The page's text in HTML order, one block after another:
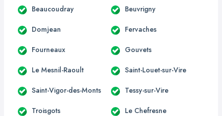
Beaucoudray Beuvrigny
Domjean Fervaches
Fourneaux Gouvets
Le Mesnil-Raoult Saint-Louet-sur-Vire
Saint-Vigor-des-Monts Tessy-sur-Vire
Troisgots Le Chefresne